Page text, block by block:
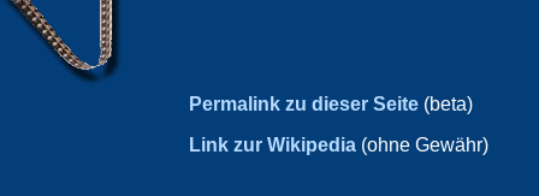
Permalink zu dieser Seite (beta)
Link zur Wikipedia (ohne Gewähr)